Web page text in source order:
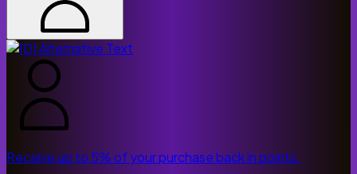
Receive up to 5% of your purchase back in points.